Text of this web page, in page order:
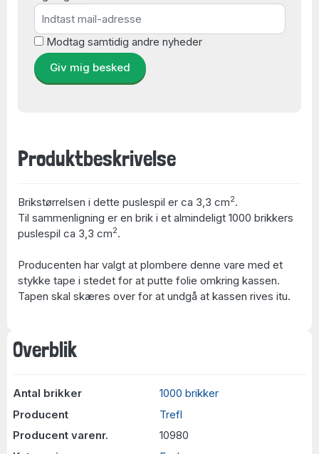
Overblik
Antal brikker
1000 brikker
Producent
Trefl
Producent varenr.
10980
Modtag samtidig andre nyheder
Giv mig besked
Produktbeskrivelse
Brikstørrelsen i dette puslespil er ca 3,3 cm2.
Til sammenligning er en brik i et almindeligt 1000 brikkers
puslespil ca 3,3 cm2.
Producenten har valgt at plombere denne vare med et
stykke tape i stedet for at putte folie omkring kassen.
Tapen skal skæres over for at undgå at kassen rives itu.